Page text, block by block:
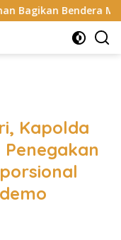
Merah Putih
Kapolda